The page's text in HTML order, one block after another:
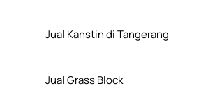
Jual Kanstin di Tangerang
Jual Grass Block